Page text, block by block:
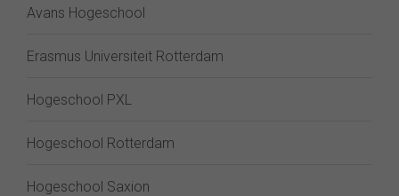
Avans Hogeschool
Erasmus Universiteit Rotterdam
Hogeschool PXL
Hogeschool Rotterdam
Hogeschool Saxion